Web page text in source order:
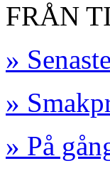
FRÅN
»
»
» På